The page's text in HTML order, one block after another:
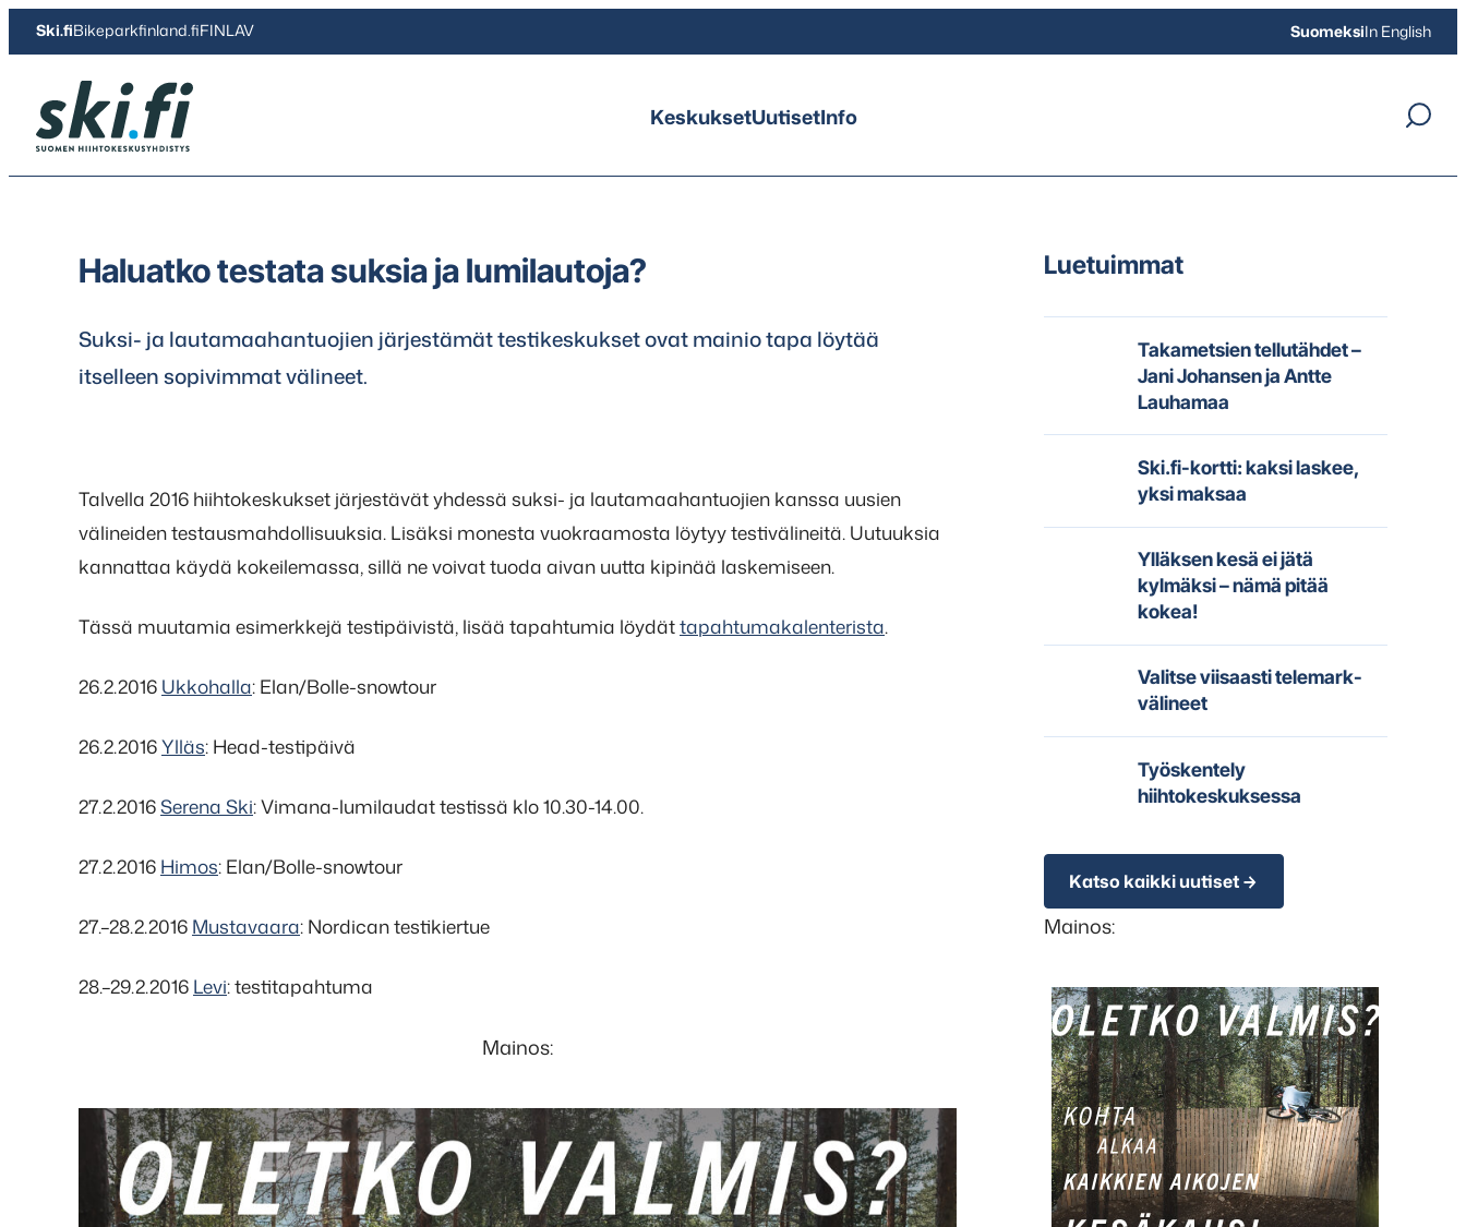
Siirry
sisältöön
Ski.fiBikeparkfinland.fiFINLAV SuomeksiIn English
Ski.fi KeskuksetUutisetInfo
Haluatko testata suksia ja lumilautoja?
Suksi- ja lautamaahantuojien järjestämät testikeskukset ovat mainio tapa löytää
itselleen sopivimmat välineet.
Talvella 2016 hiihtokeskukset järjestävät yhdessä suksi- ja lautamaahantuojien kanssa uusien
välineiden testausmahdollisuuksia. Lisäksi monesta vuokraamosta löytyy testivälineitä. Uutuuksia
kannattaa käydä kokeilemassa, sillä ne voivat tuoda aivan uutta kipinää laskemiseen.
Tässä muutamia esimerkkejä testipäivistä, lisää tapahtumia löydättapahtumakalenterista.
26.2.2016 Ukkohalla: Elan/Bolle-snowtour
26.2.2016Ylläs: Head-testipäivä
27.2.2016Serena Ski: Vimana-lumilaudat testissä klo 10.30-14.00.
27.2.2016 Himos: Elan/Bolle-snowtour
27.–28.2.2016 Mustavaara: Nordican testikiertue
28.–29.2.2016 Levi: testitapahtuma
Mainos:
Luetuimmat
Takametsien tellutähdet –
Jani Johansen ja Antte
Lauhamaa
Ski.fi-kortti: kaksi laskee,
yksi maksaa
Ylläksen kesä ei jätä
kylmäksi – nämä pitää
kokea!
Valitse viisaasti telemark-
välineet
Työskentely
hiihtokeskuksessa
Katso kaikki uutiset
Mainos: